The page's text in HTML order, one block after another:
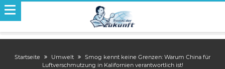
Startseite Umwelt
Smog kennt keine Grenzen: Warum China für
Luftverschmutzung in Kalifornien verantwortlich ist!